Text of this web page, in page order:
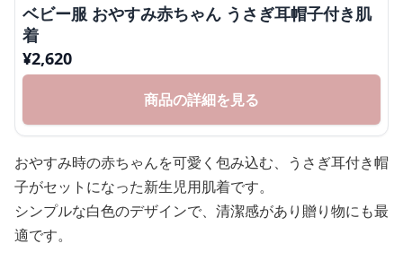
ベビー服 おやすみ赤ちゃん うさぎ耳帽子付き肌
着
¥2,620
商品の詳細を見る
おやすみ時の赤ちゃんを可愛く包み込む、うさぎ耳付き帽
子がセットになった新生児用肌着です。
シンプルな白色のデザインで、清潔感があり贈り物にも最
適です。